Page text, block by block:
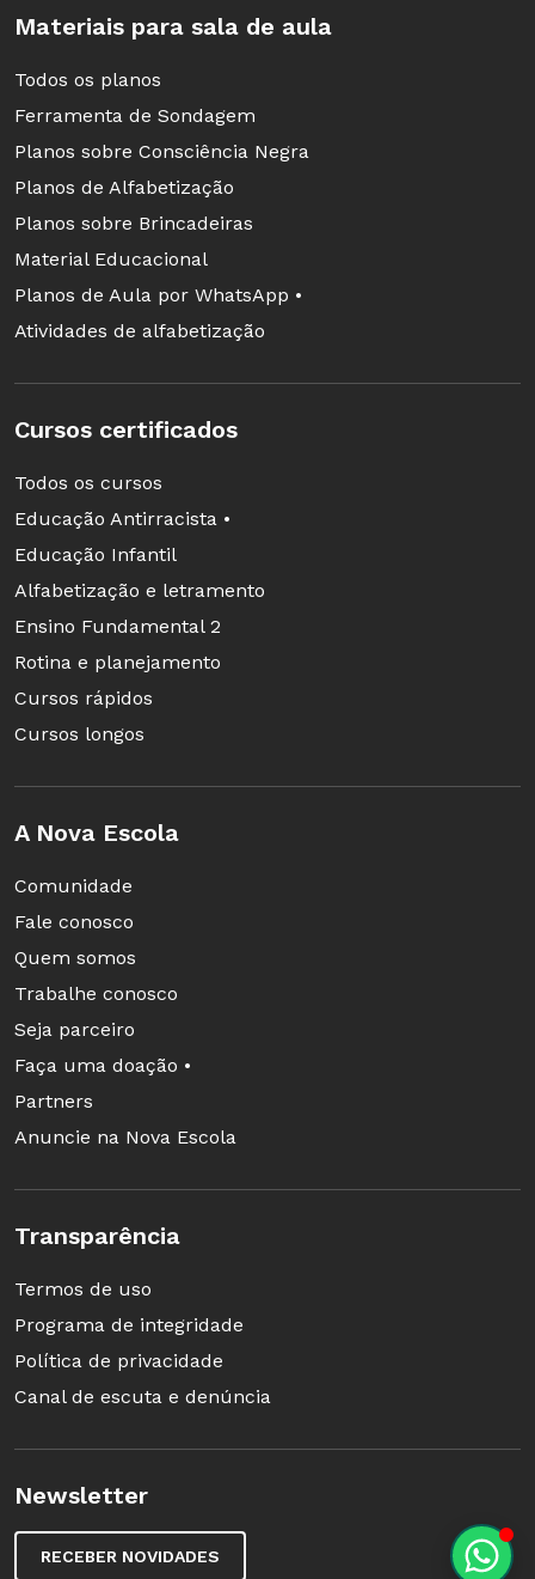
Materiais para sala de aula
Todos os planos
Ferramenta de Sondagem
Planos sobre Consciência Negra
Planos de Alfabetização
Planos sobre Brincadeiras
Material Educacional
Planos de Aula por WhatsApp •
Atividades de alfabetização
Cursos certificados
Todos os cursos
Educação Antirracista •
Educação Infantil
Alfabetização e letramento
Ensino Fundamental 2
Rotina e planejamento
Cursos rápidos
Cursos longos
A Nova Escola
Comunidade
Fale conosco
Quem somos
Trabalhe conosco
Seja parceiro
Faça uma doação •
Partners
Anuncie na Nova Escola
Transparência
Termos de uso
Programa de integridade
Política de privacidade
Canal de escuta e denúncia
Newsletter
RECEBER NOVIDADES